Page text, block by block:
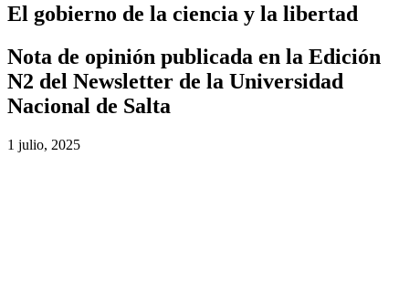
El gobierno de la ciencia y la libertad
Nota de opinión publicada en la Edición
N2 del Newsletter de la Universidad
Nacional de Salta
1 julio, 2025